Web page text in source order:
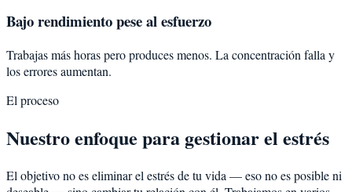
Bajo rendimiento pese al esfuerzo
Trabajas más horas pero produces menos. La concentración falla y
los errores aumentan.
El proceso
Nuestro enfoque para gestionar el estrés
El objetivo no es eliminar el estrés de tu vida — eso no es posible ni